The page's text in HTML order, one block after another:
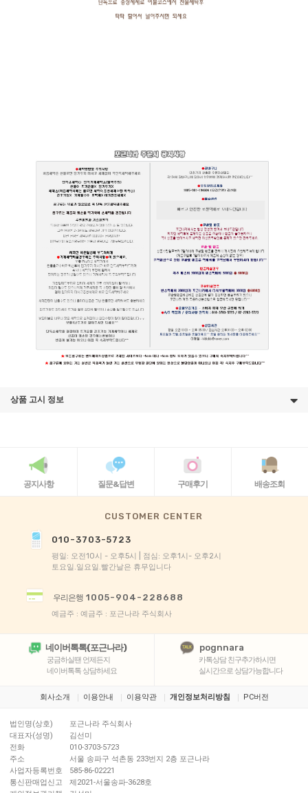
상품 고시 정보
공지사항 질문&답변 구매후기 배송조회
CUSTOMER CENTER
010-3703-5723
평일: 오전10시 - 오후5시 | 점심: 오후1시- 오후2시
토요일.일요일.빨간날은 휴무입니다
우리은행1005-904-228688
예금주 : 예금주 : 포근나라 주식회사
네이버톡톡(포근나라)
궁금하실땐 언제든지
네이버톡톡 상담하세요
pognnara
카톡상담 친구추가하시면
실시간으로 상담가능합니다
회사소개 이용안내 이용약관 개인정보처리방침 PC버전
법인명(상호)
포근나라 주식회사
대표자(성명)
김선미
전화
010-3703-5723
주소
서울 송파구 석촌동 233번지 2층 포근나라
사업자등록번호
585-86-02221
통신판매업신고
제2021-서울송파-3628호